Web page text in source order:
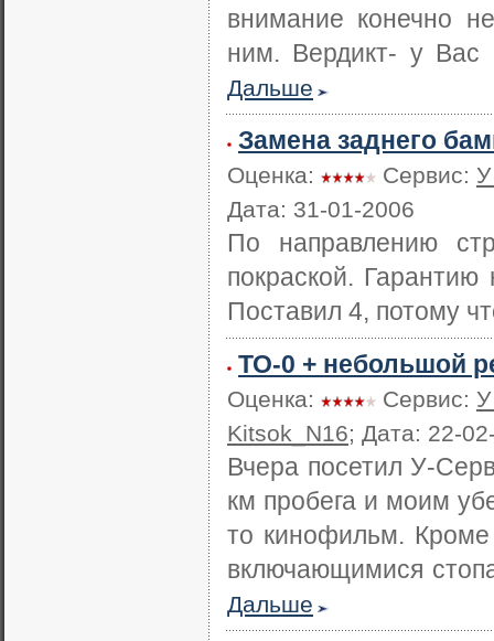
внимание конечно
ним. Вердикт- у Вас
Дальше
Замена заднего
Оценка: Сервис:
Дата: 31-01-2006
По направлению
покраской.
Поставил 4, потому
ТО-0 + небольшой
Оценка: Сервис:
Kitsok_N16; Дата: 22-
Вчера посетил У-
км пробега и моим
то кинофильм. Кроме
включающимися
Дальше